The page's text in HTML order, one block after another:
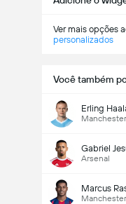
Ver mais opções
personalizados
Você também
Erling
Gabriel
Arsenal
Marcus